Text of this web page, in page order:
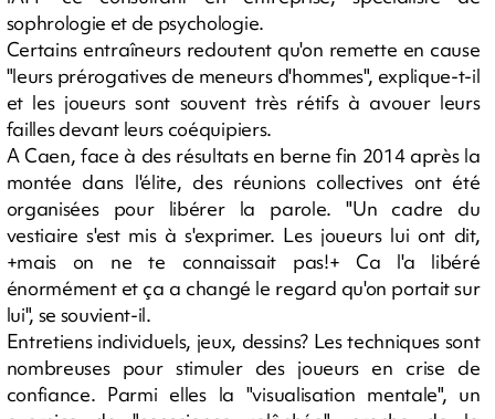
sophrologie et de psychologie.
Certains entraîneurs redoutent qu'on remette en cause
"leurs prérogatives de meneurs d'hommes", explique-t-il
et les joueurs sont souvent très rétifs à avouer leurs
failles devant leurs coéquipiers.
A Caen, face à des résultats en berne fin 2014 après la
montée dans l'élite, des réunions collectives ont été
organisées pour libérer la parole. "Un cadre du
vestiaire s'est mis à s'exprimer. Les joueurs lui ont dit,
+mais on ne te connaissait pas!+ Ca l'a libéré
énormément et ça a changé le regard qu'on portait sur
lui", se souvient-il.
Entretiens individuels, jeux, dessins? Les techniques sont
nombreuses pour stimuler des joueurs en crise de
confiance. Parmi elles la "visualisation mentale", un